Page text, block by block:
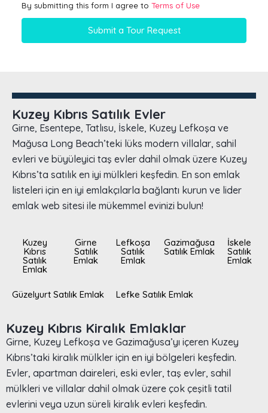
By submitting this form I agree to Terms of Use
Submit a Tour Request
Kuzey Kıbrıs Satılık Evler
Girne, Esentepe, Tatlısu, İskele, Kuzey Lefkoşa ve
Mağusa Long Beach’teki lüks modern villalar, sahil
evleri ve büyüleyici taş evler dahil olmak üzere Kuzey
Kıbrıs’ta satılık en iyi mülkleri keşfedin. En son emlak
listeleri için en iyi emlakçılarla bağlantı kurun ve lider
emlak web sitesi ile mükemmel evinizi bulun!
Kuzey
Kıbrıs
Satılık
Emlak
Girne
Satılık
Emlak
Lefkoşa
Satılık
Emlak
Gazimağusa
Satılık Emlak
İskele
Satılık
Emlak
Güzelyurt Satılık Emlak Lefke Satılık Emlak
Kuzey Kıbrıs Kiralık Emlaklar
Girne, Kuzey Lefkoşa ve Gazimağusa’yı içeren Kuzey
Kıbrıs’taki kiralık mülkler için en iyi bölgeleri keşfedin.
Evler, apartman daireleri, eski evler, taş evler, sahil
mülkleri ve villalar dahil olmak üzere çok çeşitli tatil
evlerini veya uzun süreli kiralık evleri keşfedin.